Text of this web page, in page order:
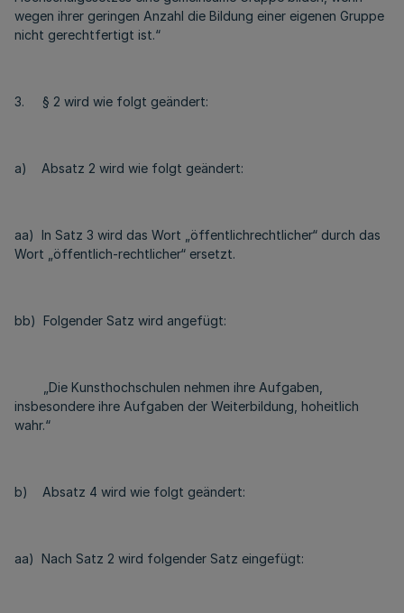
wegen ihrer geringen Anzahl die Bildung einer eigenen Gruppe
nicht gerechtfertigt ist.“
3. § 2 wird wie folgt geändert:
a) Absatz 2 wird wie folgt geändert:
aa) In Satz 3 wird das Wort „öffentlichrechtlicher“ durch das
Wort „öffentlich-rechtlicher“ ersetzt.
bb) Folgender Satz wird angefügt:
„Die Kunsthochschulen nehmen ihre Aufgaben,
insbesondere ihre Aufgaben der Weiterbildung, hoheitlich
wahr.“
b) Absatz 4 wird wie folgt geändert:
aa) Nach Satz 2 wird folgender Satz eingefügt: